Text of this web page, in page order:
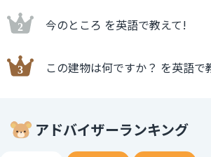
今のところ を英語で教えて!
この建物は何ですか？ を英語で
アドバイザーランキング